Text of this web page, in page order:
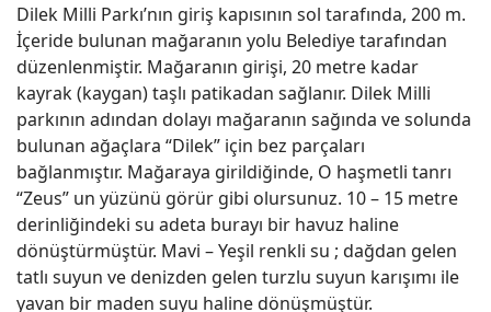
Dilek Milli Parkı’nın giriş kapısının sol tarafında, 200 m.
İçeride bulunan mağaranın yolu Belediye tarafından
düzenlenmiştir. Mağaranın girişi, 20 metre kadar
kayrak (kaygan) taşlı patikadan sağlanır. Dilek Milli
parkının adından dolayı mağaranın sağında ve solunda
bulunan ağaçlara “Dilek” için bez parçaları
bağlanmıştır. Mağaraya girildiğinde, O haşmetli tanrı
“Zeus” un yüzünü görür gibi olursunuz. 10 – 15 metre
derinliğindeki su adeta burayı bir havuz haline
dönüştürmüştür. Mavi – Yeşil renkli su ; dağdan gelen
tatlı suyun ve denizden gelen turzlu suyun karışımı ile
yavan bir maden suyu haline dönüşmüştür.